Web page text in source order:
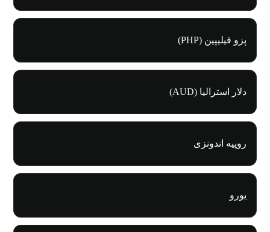
پزو فیلیپین (PHP)
دلار استرالیا (AUD)
روپیه اندونزی
یورو